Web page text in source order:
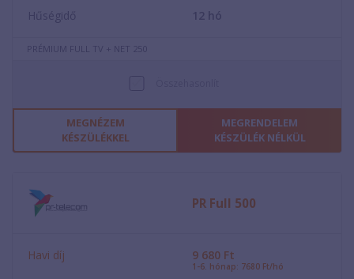
Hűségidő
12 hó
PRÉMIUM FULL TV + NET 250
MEGNÉZEM
KÉSZÜLÉKKEL
MEGRENDELEM
KÉSZÜLÉK NÉLKÜL
PR Full 500
Havi díj 9 680 Ft
1-6. hónap: 7680 Ft/hó